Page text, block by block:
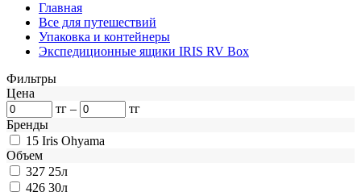
Главная
Все для путешествий
Упаковка и контейнеры
Экспедиционные ящики IRIS RV Box
Фильтры
Цена
тг –
тг
Бренды
15 Iris Ohyama
Объем
327 25л
426 30л